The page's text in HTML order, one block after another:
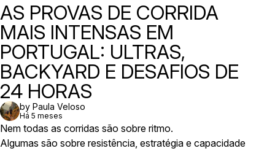
AS PROVAS DE CORRIDA
MAIS INTENSAS EM
PORTUGAL: ULTRAS,
BACKYARD E DESAFIOS DE
24 HORAS
by Paula Veloso
Há 5 meses
Nem todas as corridas são sobre ritmo.
Algumas são sobre resistência, estratégia e capacidade